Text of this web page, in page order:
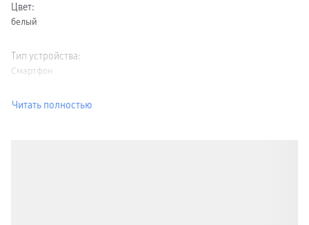
Цвет:
белый
Тип устройства:
Смартфон
Читать полностью